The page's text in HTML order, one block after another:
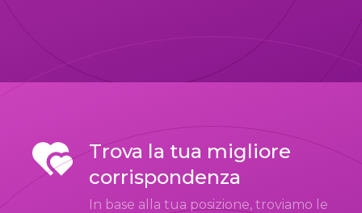
Trova la tua migliore
corrispondenza
In base alla tua posizione, troviamo le